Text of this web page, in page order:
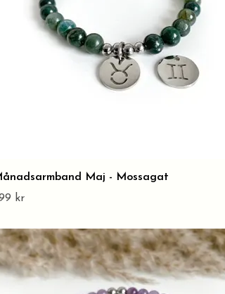
Maj - Mossagat
kr